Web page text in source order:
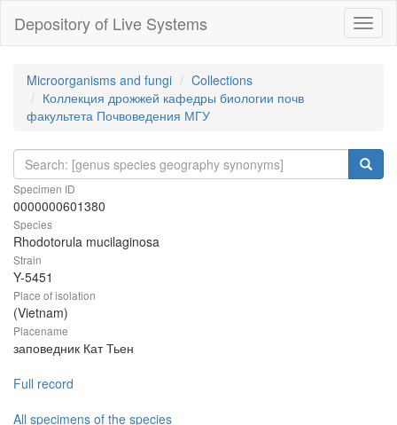
Depository of Live Systems
Microorganisms and fungi
Collections
Коллекция дрожжей кафедры биологии почв
факультета Почвоведения МГУ
Specimen ID
0000000601380
Species
Rhodotorula mucilaginosa
Strain
Y-5451
Place of isolation
(Vietnam)
Placename
заповедник Кат Тьен
Full record
All specimens of the species